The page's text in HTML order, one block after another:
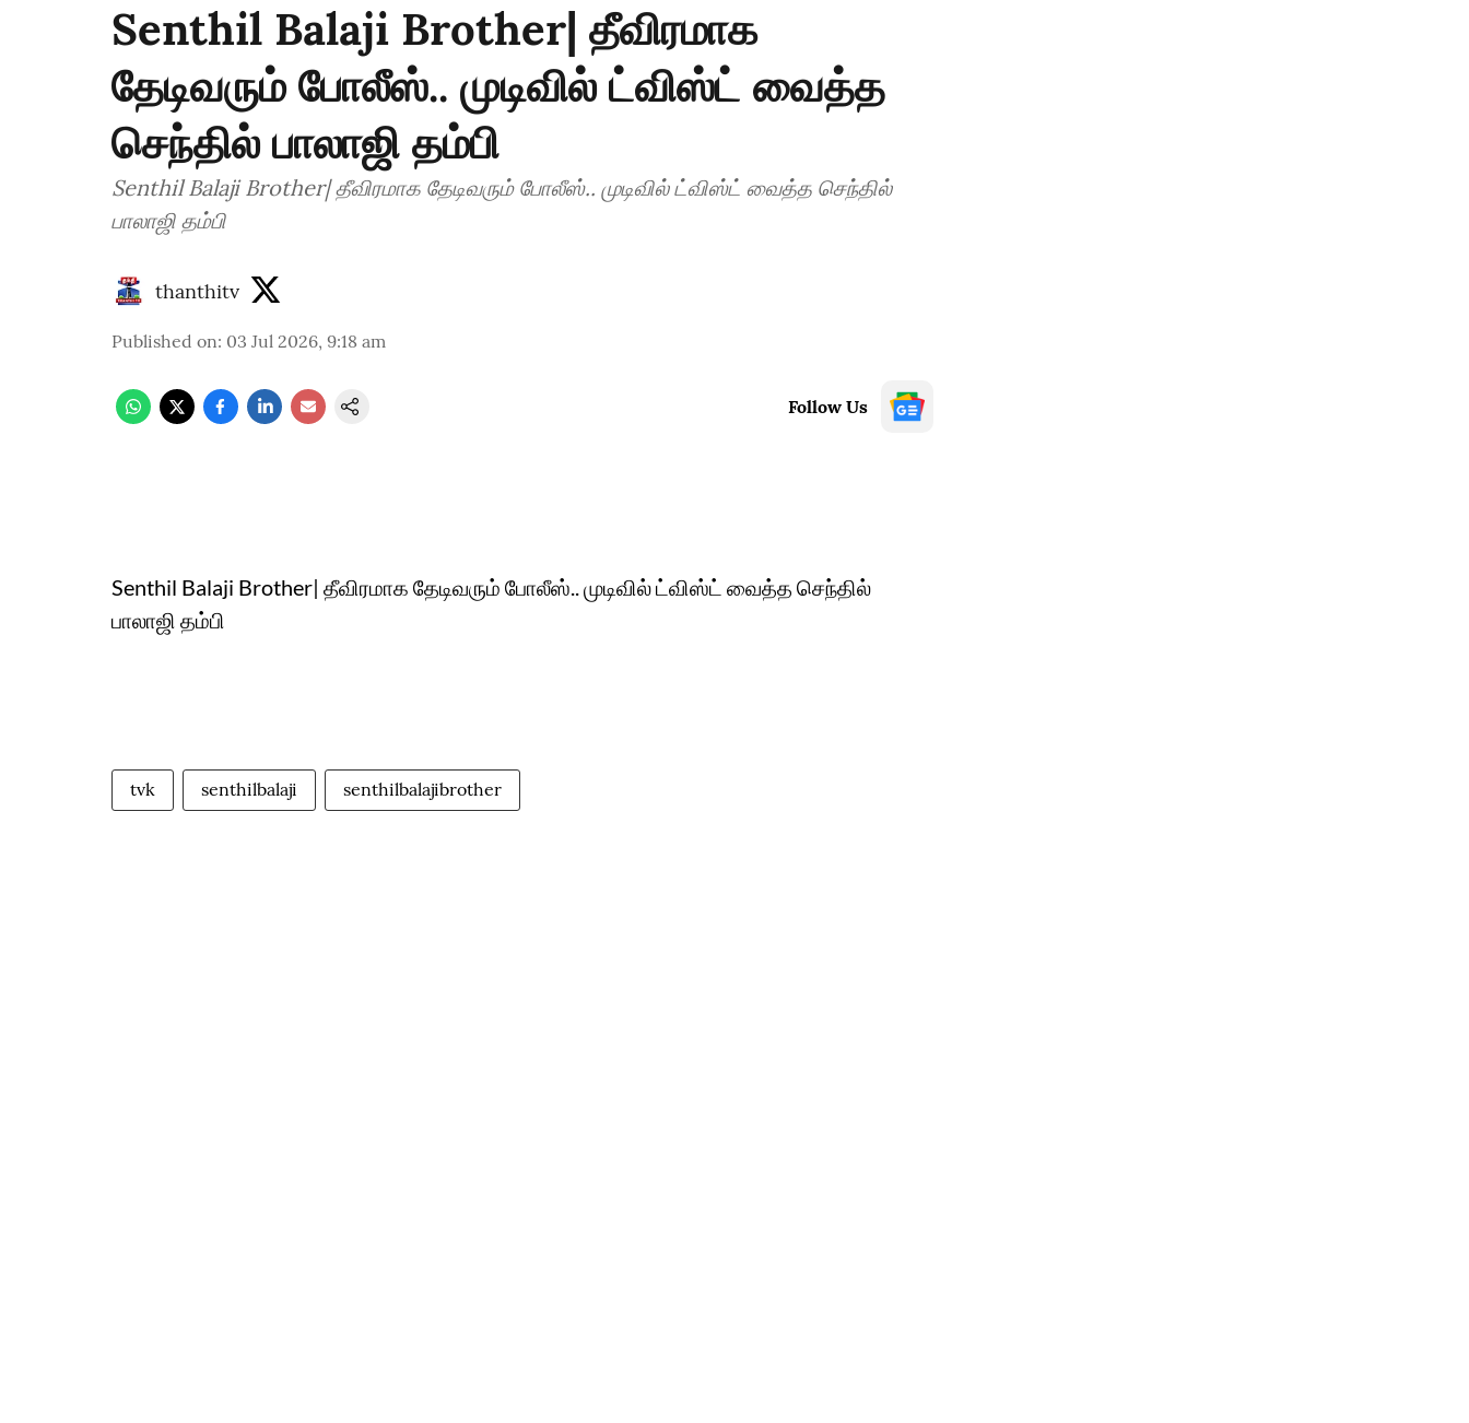
Senthil Balaji Brother| தீவிரமாக
தேடிவரும் போலீஸ்.. முடிவில் ட்விஸ்ட் வைத்த
செந்தில் பாலாஜி தம்பி
Senthil Balaji Brother| தீவிரமாக தேடிவரும் போலீஸ்.. முடிவில் ட்விஸ்ட் வைத்த செந்தில்
பாலாஜி தம்பி
thanthitv
Published on: 03 Jul 2026, 9:18 am
Follow Us
Senthil Balaji Brother| தீவிரமாக தேடிவரும் போலீஸ்.. முடிவில் ட்விஸ்ட் வைத்த செந்தில்
பாலாஜி தம்பி
tvk senthilbalaji senthilbalajibrother